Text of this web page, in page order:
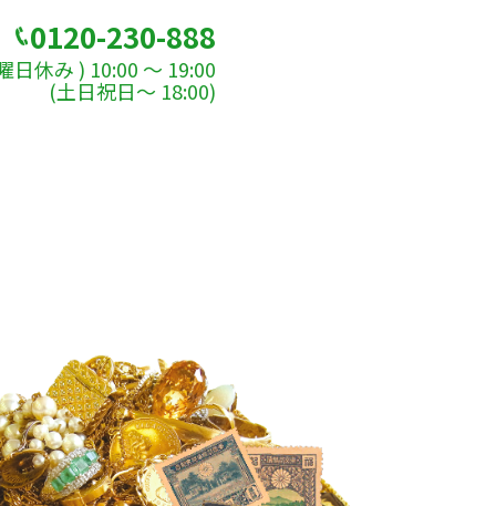
0120-230-888
日休み ) 10:00 ～ 19:00
(土日祝日～ 18:00)